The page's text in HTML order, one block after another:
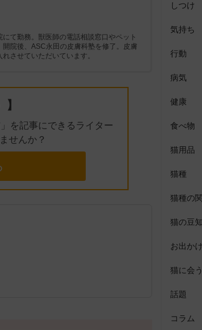
て勤務。獣医師の電話相談窓口やペット
院後、ASC永田の皮膚科塾を修了。皮膚
させていただいています。
を記事にできるライター
せんか？
しつけ
気持ち
行動
病気
健康
食べ物
猫用品
猫種
猫種の
猫の豆
お出かけ
猫に会う
話題
コラム